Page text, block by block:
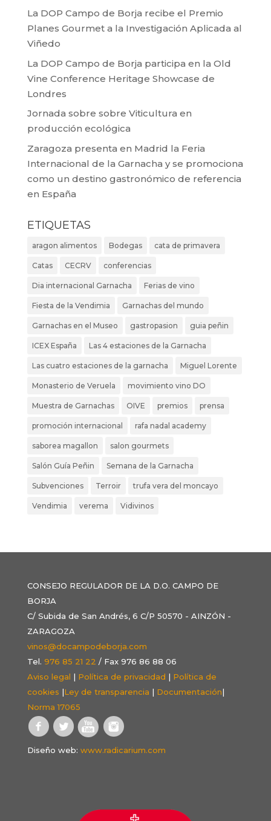
La DOP Campo de Borja recibe el Premio
Planes Gourmet a la Investigación Aplicada al
Viñedo
La DOP Campo de Borja participa en la Old
Vine Conference Heritage Showcase de
Londres
Jornada sobre sobre Viticultura en
producción ecológica
Zaragoza presenta en Madrid la Feria
Internacional de la Garnacha y se promociona
como un destino gastronómico de referencia
en España
ETIQUETAS
aragon alimentos Bodegas cata de primavera
Catas CECRV conferencias
Dia internacional Garnacha Ferias de vino
Fiesta de la Vendimia Garnachas del mundo
Garnachas en el Museo gastropasion guia peñin
ICEX España Las 4 estaciones de la Garnacha
Las cuatro estaciones de la garnacha Miguel Lorente
Monasterio de Veruela movimiento vino DO
Muestra de Garnachas OIVE premios prensa
promoción internacional rafa nadal academy
saborea magallon salon gourmets
Salón Guía Peñin Semana de la Garnacha
Subvenciones Terroir trufa vera del moncayo
Vendimia verema Vidivinos
CONSEJO REGULADOR DE LA D.O. CAMPO DE
BORJA
C/ Subida de San Andrés, 6 C/P 50570 - AINZÓN -
ZARAGOZA
vinos@docampodeborja.com
Tel. 976 85 21 22 / Fax 976 86 88 06
Aviso legal | Política de privacidad | Política de
cookies |Ley de transparencia | Documentación|
Norma 17065
Diseño web: www.radicarium.com